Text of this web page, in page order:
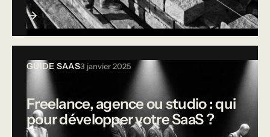
GUIDE SAAS3 janvier 2025
Freelance, agence ou studio : qui
pour développer votre SaaS ?